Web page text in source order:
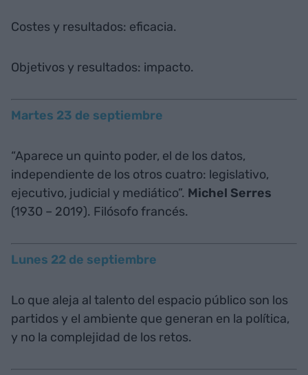
Costes y resultados: eficacia.
Objetivos y resultados: impacto.
Martes 23 de septiembre
“Aparece un quinto poder, el de los datos,
independiente de los otros cuatro: legislativo,
ejecutivo, judicial y mediático”. Michel Serres
(1930 – 2019). Filósofo francés.
Lunes 22 de septiembre
Lo que aleja al talento del espacio público son los
partidos y el ambiente que generan en la política,
y no la complejidad de los retos.